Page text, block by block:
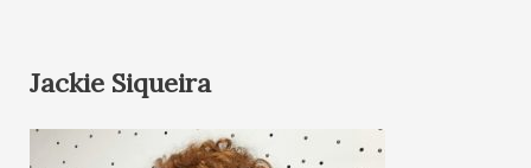
Jackie Siqueira